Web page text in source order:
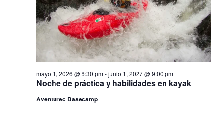
i
ó
n
d
b
e
v
i
s
t
a
Noche de práctica y habilidades en kayak
mayo 1, 2026 @ 6:30 pm-junio 1, 2027 @ 9:00 pm
Aventurec Basecamp